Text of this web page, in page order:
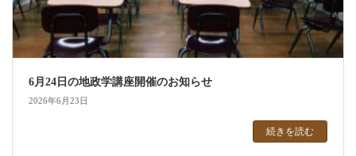
6月24日の地政学講座開催のお知らせ
2026年6月23日
続きを読む